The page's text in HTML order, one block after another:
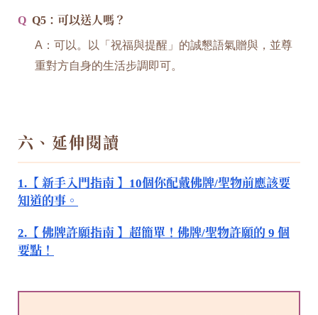
Q Q5：可以送人嗎？
A：可以。以「祝福與提醒」的誠懇語氣贈與，並尊
重對方自身的生活步調即可。
六、延伸閱讀
1.【 新手入門指南 】10個你配戴佛牌/聖物前應該要
知道的事。
2.【 佛牌許願指南 】超簡單！佛牌/聖物許願的 9 個
要點！